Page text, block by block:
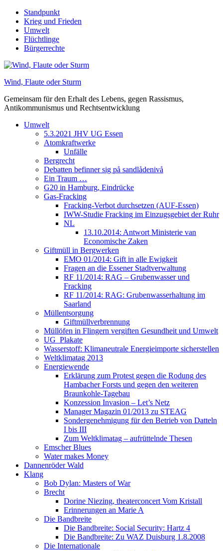
Skip
content
Standpunkt
Krieg und Frieden
Umwelt
Flüchtlinge
Bürgerrechte
Wind, Flaute oder Sturm
Gemeinsam für den Erhalt des Lebens, gegen Rassismus,
Antikommunismus und Rechtsentwicklung
Umwelt
5.3.2021 JHV UG Essen
Atomkraftwerke
Unfälle
Bergrecht
Debatten befinner sig på sandlådenivå
Ein Traum …
G20 in Hamburg, Eindrücke
Gas-Fracking
Fracking-Verbot durchsetzen (AUF-Essen)
IWW-Studie Fracking im Einzugsgebiet der Ruhr
NL
13.10.2014: Antwort Ministerie van
Economische Zaken
Giftmüll in Bergwerken
EMO 01/2014: Gift in alle Ewigkeit
Fragen an die Essener Stadtverwaltung
RF 11/2014: RAG – Grubenwasser und
Fracking
RF 11/2014: RAG: Grubenwasserhaltung im
Saarland
Müllentsorgung
Giftmüllverbrennung
Müllöfen in Flingern vergiften Gesundheit und Umwelt
UG_Plakate
Wasserstoff: Klimaneutrale Energieimporte sicherstellen
Weltklimatag 2013
Energiewende
Erklärung zum Protest gegen die Rodung des
Hambacher Forsts und gegen den weiteren
Braunkohle-Tagebau
Konzession Invasion – Let’s Netz
Manager Magazin 01/2013 zu STEAG
Sondergenehmigung für den Betrieb von Datteln
I bis III
Zum Weltklimatag – aufrüttelnde Thesen
Emscher Blues
Water makes Money
Dannenröder Wald
Klang
Bob Dylan: Masters of War
Brecht
Dorine Niezing, theaterconcert Vom Kristall
Erinnerungen an Marie A
Die Bandbreite
Die Bandbreite: Social Security: Hartz 4
Die Bandbreite: Zu WAZ Duisburg 1.8.2008
Die Internationale